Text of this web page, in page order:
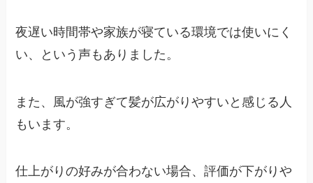
夜遅い時間帯や家族が寝ている環境では使いにく
い、という声もありました。
また、風が強すぎて髪が広がりやすいと感じる人
もいます。
仕上がりの好みが合わない場合、評価が下がりや